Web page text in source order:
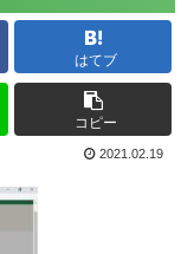
はてブ
コピー
2021.02.19